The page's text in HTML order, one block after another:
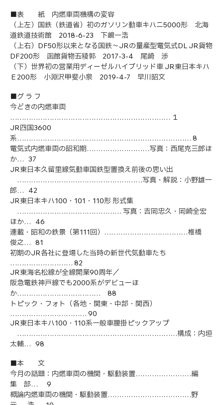
■表 紙 内燃車両機構の変容
（上左）国鉄（鉄道省）初のガソリン動車キハニ5000形 北海
道鉄道技術館 2018-6-23 下嶋一浩
（上右）DF50形以来となる国鉄〜JRの量産型電気式DL JR貨物
DF200形 函館貨物─五稜郭 2017-3-4 尾崎 渉
（下）世界初の営業用ディーゼルハイブリッド車 JR東日本キハ
Ｅ200形 小淵沢─甲斐小泉 2019-4-7 早川昭文
■グ ラ フ
今どきの内燃車両
…………………………………………………………… １
JR四国3600
系………………………………………………………………… 8
電気式内燃車両の昭和期………………………写真：西尾克三郎ほ
か… 37
JR東日本久留里線気動車国鉄型置換え前後の思い出
………………………………………………写真・解説：小野雄一
郎… 42
JR東日本キハ100・101・110形 形式集
……………………………………… 写真：吉岡忠久・岡崎全宏
ほか… 46
連載・昭和の鉄景（第111回）………………………………椎橋
俊之… 81
初期のJR各社に登場した当時の新世代気動車たち
……………………… 82
JR東海名松線が全線開業90周年／
阪急電鉄神戸線でも2000系がデビューほ
か……………………………… 88
トピック・フォト（各地・関東・中部・関西）
…………………………… 90
JR東日本キハ100・110系一般車腰掛ピックアップ
……………………………………………………………構成：内垣
太輔… 98
■本 文
今月の話題：内燃車両の機関・駆動装置……………………編
集 部… 9
概論内燃車両の機関・駆動装置………………………………野